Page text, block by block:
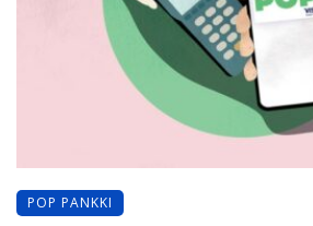
POP PANKKI